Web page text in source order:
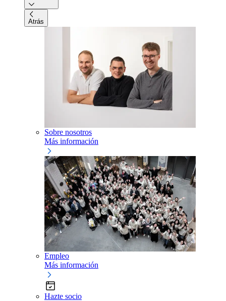
Atrás
Sobre nosotros
Más información
Empleo
Más información
Hazte socio